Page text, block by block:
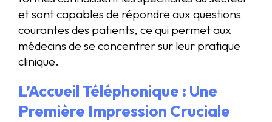
et sont capables de répondre aux questions
courantes des patients, ce qui permet aux
médecins de se concentrer sur leur pratique
clinique.
L’Accueil Téléphonique : Une
Première Impression Cruciale